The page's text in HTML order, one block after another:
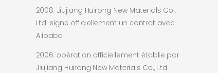
2008: Jiujiang Huirong New Materials Co.,
Ltd. signe officiellement un contrat avec
Alibaba
2006: opération officiellement établie par
Jiujiang Huirong New Materials Co., Ltd.